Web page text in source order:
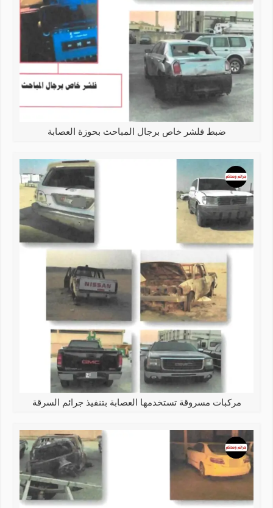
ضبط فلشر خاص برجال المباحث بحوزة العصابة
مركبات مسروقة تستخدمها العصابة بتنفيذ جرائم السرقة